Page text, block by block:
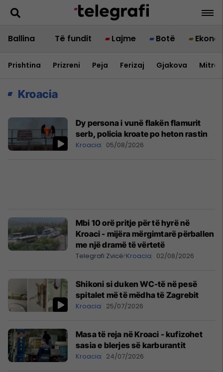
Ballina Të fundit Lajme Botë
Prishtina Prizreni Peja Ferizaj Gjakova
Kroacia
Dy persona i vunë flakën flamurit
serb, policia kroate po heton rastin
Kroacia 05/08/2026
Mbi 10 orë pritje për të hyrë në
Kroaci - mijëra mërgimtarë përballen
me një dramë të vërtetë
Telegrafi ZvicërKroacia 02/08/2026
Shikoni si duken WC-të në pesë
spitalet më të mëdha të Zagrebit
Kroacia 25/07/2026
Masa të reja në Kroaci - kufizohet
sasia e blerjes së karburantit
Kroacia 24/07/2026